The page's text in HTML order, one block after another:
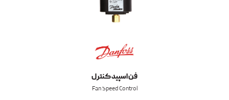
فن اسپید کنترل
Fan Speed Control